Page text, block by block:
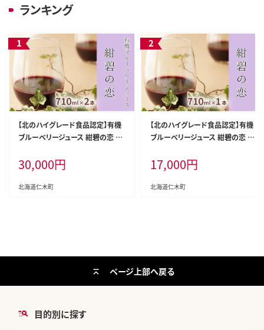
ランキング
【北のハイグレード食品認定】有機
ブルーベリージュース 紺碧の恋 71
菜飲料 飲料 ジュース ブルーベリ
ー 果物 くだもの [株式会社 自然農
園]
30,000円
北海道仁木町
【北のハイグレード食品認定】有機
ブルーベリージュース 紺碧の恋 71
菜飲料 飲料 ジュース ブルーベリ
ー 果物 くだもの [株式会社 自然農
園]
17,000円
北海道仁木町
目的別に探す
ページ上部へ戻る